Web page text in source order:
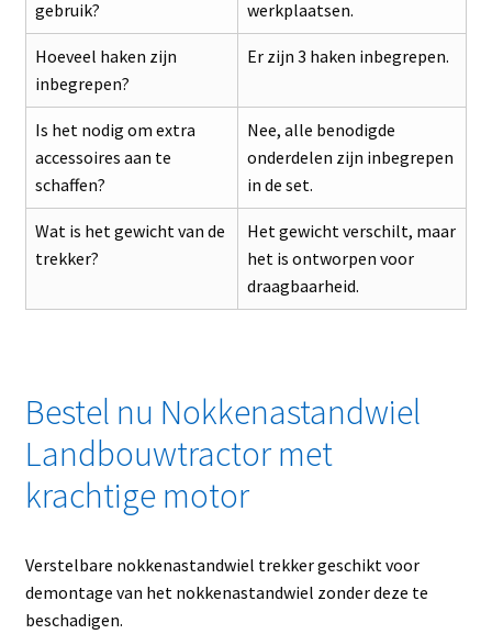
gebruik? werkplaatsen.
Hoeveel haken zijn
inbegrepen?
Er zijn 3 haken inbegrepen.
Is het nodig om extra
accessoires aan te
schaffen?
Nee, alle benodigde
onderdelen zijn inbegrepen
in de set.
Wat is het gewicht van de
trekker?
Het gewicht verschilt, maar
het is ontworpen voor
draagbaarheid.
Bestel nu Nokkenastandwiel
Landbouwtractor met
krachtige motor
Verstelbare nokkenastandwiel trekker geschikt voor
demontage van het nokkenastandwiel zonder deze te
beschadigen.